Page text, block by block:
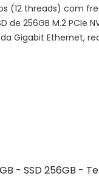
(12 threads) com
de 256GB M.2 PCIe
Gigabit Ethernet,
- SSD 256GB -